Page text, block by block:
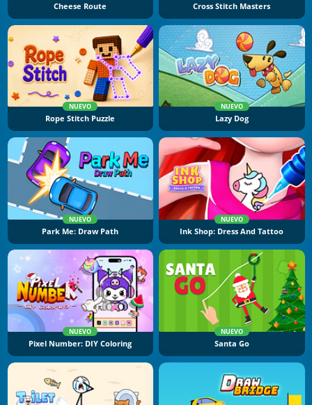
Cheese Route Cross Stitch Masters
NUEVO
Rope Stitch Puzzle
NUEVO
Lazy Dog
NUEVO
Park Me: Draw Path
NUEVO
Ink Shop: Dress And Tattoo
NUEVO
Pixel Number: DIY Coloring
NUEVO
Santa Go